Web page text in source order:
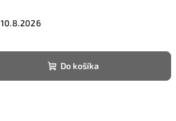
10.8.2026
Do košíka